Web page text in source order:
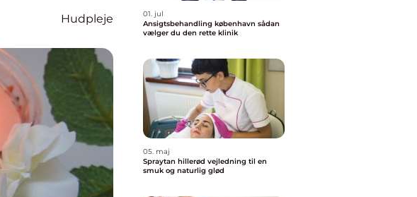
Hudpleje
01. jul
Ansigtsbehandling københavn sådan
vælger du den rette klinik
05. maj
Spraytan hillerød vejledning til en
smuk og naturlig glød